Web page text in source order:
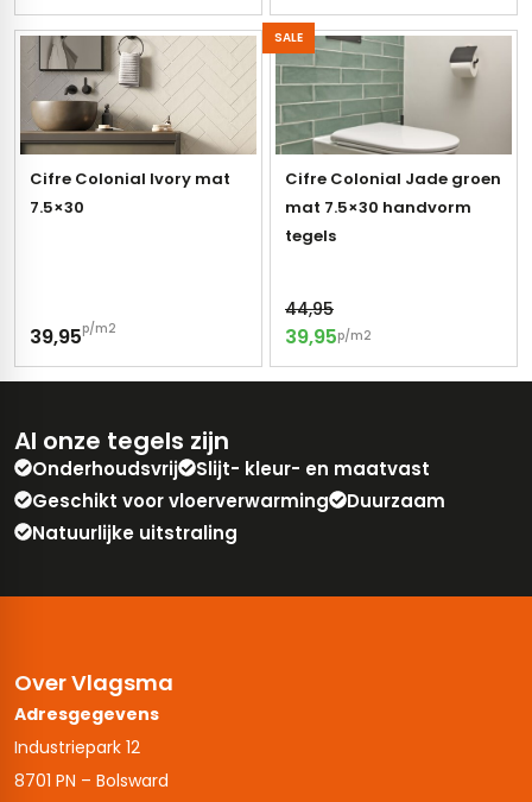
Cifre Colonial Ivory mat
7.5×30
39,95p/m2
SALE
Cifre Colonial Jade groen
mat 7.5×30 handvorm
tegels
44,95
39,95p/m2
Al onze tegels zijn
Onderhoudsvrij
Slijt- kleur- en maatvast
Geschikt voor vloerverwarming
Duurzaam
Natuurlijke uitstraling
Over Vlagsma
Adresgegevens
Industriepark 12
8701 PN – Bolsward